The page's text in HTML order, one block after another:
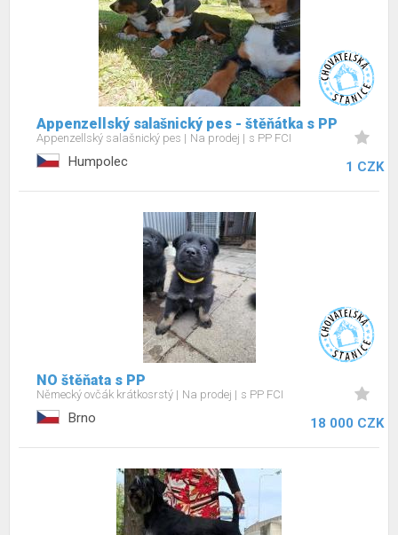
Appenzellský salašnický pes - štěňátka s PP
Appenzellský salašnický pes Na prodej s PP FCI
Humpolec 1 CZK
NO štěňata s PP
Německý ovčák krátkosrstý Na prodej s PP FCI
Brno 18 000 CZK